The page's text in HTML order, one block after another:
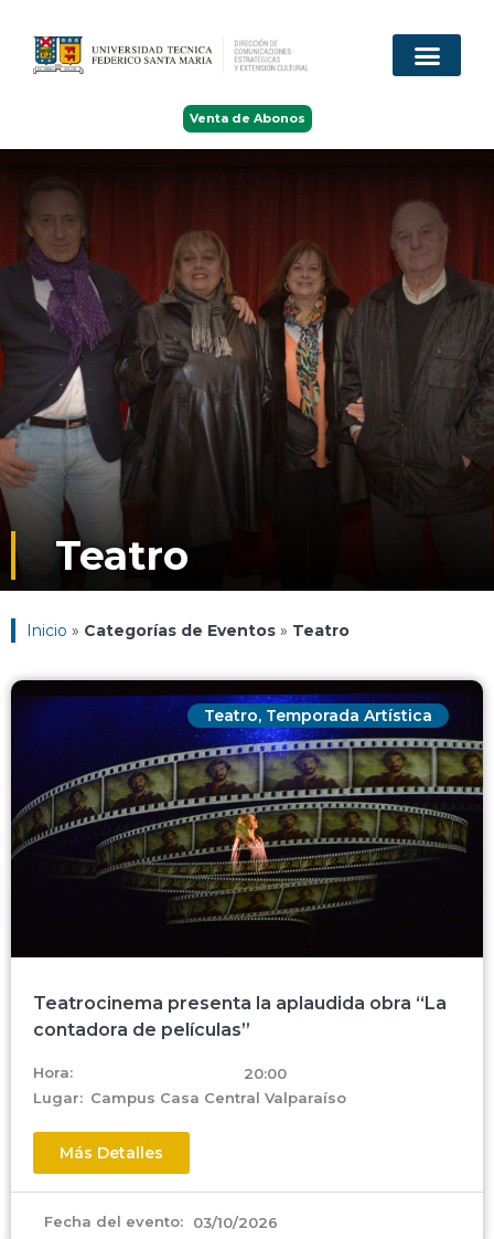
Venta de Abonos
Teatro
Inicio » Categorías de Eventos » Teatro
Teatro, Temporada Artística
Teatrocinema presenta la aplaudida obra “La
contadora de películas”
Hora:
20:00
Lugar: Campus Casa Central Valparaíso
Más Detalles
Fecha del evento: 03/10/2026